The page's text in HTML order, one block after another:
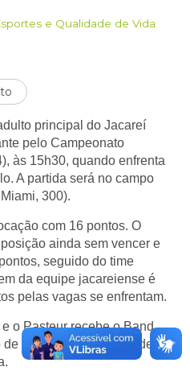
e Qualidade de Vida
principal do Jacareí
pelo Campeonato
às 15h30, quando enfrenta
A partida será no campo
300).
com 16 pontos. O
ainda sem vencer e
seguido do time
da equipe jacareiense é
pelas vagas se enfrentam.
o Pasteur recebe o Band
vitória, os jacarés podem